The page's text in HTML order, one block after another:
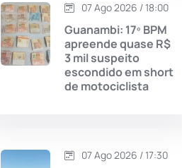
Caturama
Chapada Diamantina
07 Ago 2026 / 18:00
Guanambi: 17º BPM
apreende quase R$
3 mil suspeito
escondido em short
de motociclista
07 Ago 2026 / 17:30